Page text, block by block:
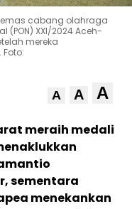
cabang olahraga
(PON) XXI/2024 Aceh-
mereka
A A A
meraih medali
sementara
menekankan